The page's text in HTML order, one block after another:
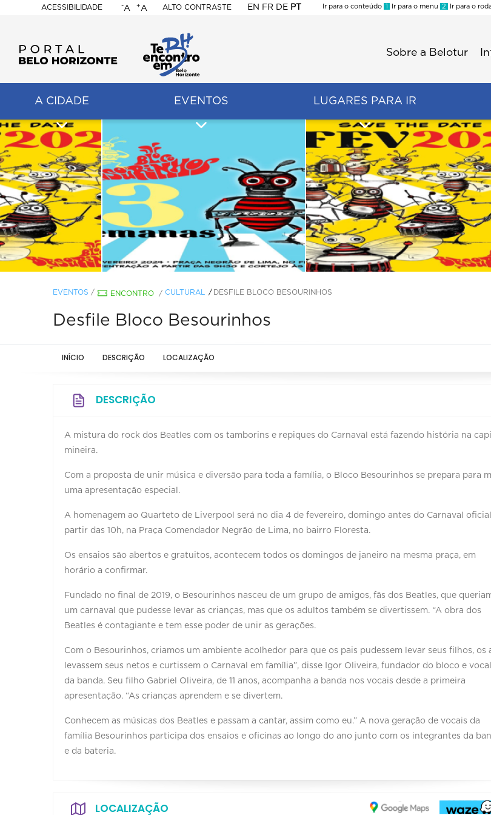
ACESSIBILIDADE
BELO
HORIZONTE
-A +A ALTO CONTRASTE EN FR DE PT
Ir para o conteúdo 1 Ir para o menu 2 Ir para o
Sobre a Belotur
A CIDADE EVENTOS LUGARES PARA IR
EVENTOS / ENCONTRO / CULTURAL DESFILE BLOCO BESOURINHOS
Desfile Bloco Besourinhos
INÍCIO DESCRIÇÃO LOCALIZAÇÃO
DESCRIÇÃO
A mistura do rock dos Beatles com os tamborins e repiques do Carnaval está fazendo história na
mineira.
Com a proposta de unir música e diversão para toda a família, o Bloco Besourinhos se prepara para
uma apresentação especial.
A homenagem ao Quarteto de Liverpool será no dia 4 de fevereiro, domingo antes do Carnaval
partir das 10h, na Praça Comendador Negrão de Lima, no bairro Floresta.
Os ensaios são abertos e gratuitos, acontecem todos os domingos de janeiro na mesma praça, em
horário a confirmar.
Fundado no final de 2019, o Besourinhos nasceu de um grupo de amigos, fãs dos Beatles, que
um carnaval que pudesse levar as crianças, mas que os adultos também se divertissem. “A obra dos
Beatles é contagiante e tem esse poder de unir as gerações.
Com o Besourinhos, criamos um ambiente acolhedor para que os pais pudessem levar seus filhos, os
levassem seus netos e curtissem o Carnaval em família”, disse Igor Oliveira, fundador do bloco e
da banda. Seu filho Gabriel Oliveira, de 11 anos, acompanha a banda nos vocais desde a primeira
apresentação. “As crianças aprendem e se divertem.
Conhecem as músicas dos Beatles e passam a cantar, assim como eu.” A nova geração de vocais da
família Besourinhos participa dos ensaios e oficinas ao longo do ano junto com os integrantes da
e da bateria.
LOCALIZAÇÃO